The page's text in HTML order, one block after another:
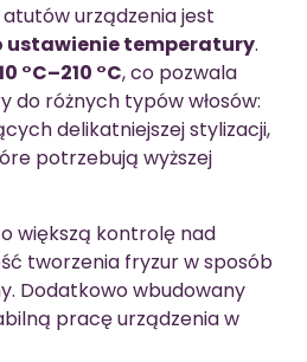
urządzenia jest
ustawienie temperatury.
°C–210 °C, co pozwala
różnych typów włosów:
delikatniejszej stylizacji,
potrzebują wyższej
większą kontrolę nad
tworzenia fryzur w sposób
Dodatkowo wbudowany
pracę urządzenia w